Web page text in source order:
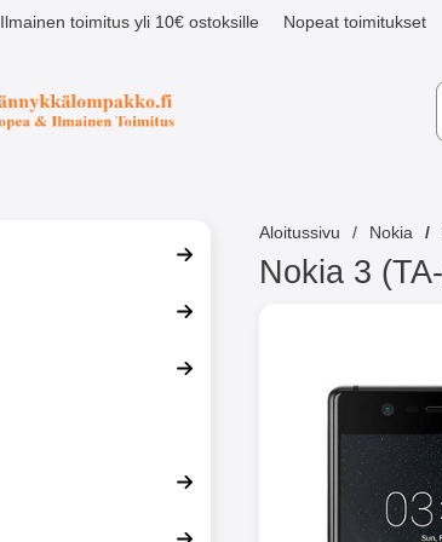
Ilmainen toimitus yli 10€ ostoksille Nopeat toimitukset
Ostoskori laajennettu Tibro billiga mobilskydd
Aloitussivu Nokia
Nokia 3